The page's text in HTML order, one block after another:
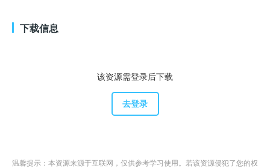
下载信息
该资源需登录后下载
去登录
温馨提示：本资源来源于互联网，仅供参考学习使用。若该资源侵犯了您的权